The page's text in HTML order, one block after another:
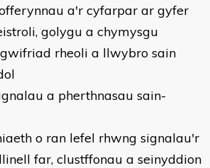
a'r cyfarpar ar gyfer
golygu a chymysgu
rheoli a llwybro sain
a pherthnasau sain-
o ran lefel rhwng signalau'r
far, clustffonau a seinyddion